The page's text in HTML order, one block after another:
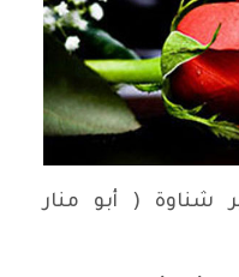
شناوة ( أبو منار